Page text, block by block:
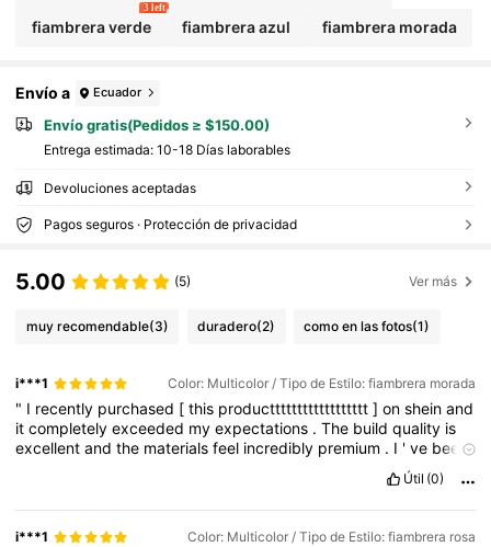
fiambrera verde
3 left
fiambrera azul fiambrera morada
Envío a Ecuador
Envío gratis(Pedidos ≥ $150.00)
Entrega estimada: 10-18 Días laborables
Devoluciones aceptadas
Pagos seguros · Protección de privacidad
5.00 (5) Ver más
muy recomendable(3) duradero(2) como en las fotos(1)
i***1 Color: Multicolor / Tipo de Estilo: fiambrera morada
" I recently purchased [this productttttttttttttttttt]onsheinand
itcompletelyexceeded myexpectations .The buildquality is
excellentandthe materialsfeel incredibly premium . I 've been
promised
would
definitelyrecommendthistoanyonelookingforareliable,high
-
quality productttttttttttttttt
Útil (0)
i***1 Color: Multicolor / Tipo de Estilo: fiambrera rosa